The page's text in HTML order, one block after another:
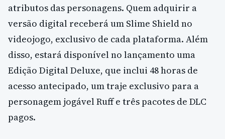
atributos das personagens. Quem adquirir a
versão digital receberá um Slime Shield no
videojogo, exclusivo de cada plataforma. Além
disso, estará disponível no lançamento uma
Edição Digital Deluxe, que inclui 48 horas de
acesso antecipado, um traje exclusivo para a
personagem jogável Ruff e três pacotes de DLC
pagos.